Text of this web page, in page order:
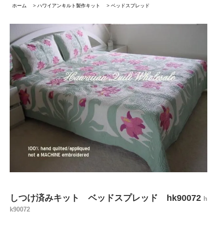
ホーム > ハワイアンキルト製作キット > ベッドスプレッド
しつけ済みキット ベッドスプレッド hk90072 h
k90072